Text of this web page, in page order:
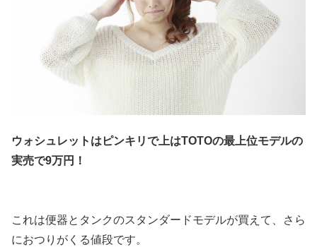
ウォシュレットはピンキリで上はTOTOの最上位モデルの
実売で9万円！
これは便器とタンクのスタンダードモデルが買えて、さら
におつりがくる値段です。